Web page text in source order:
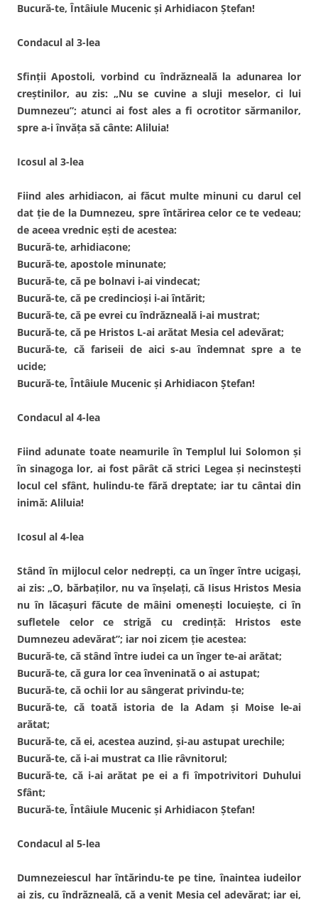
Bucură-te, Întâiule Mucenic şi Arhidiacon Ştefan!
Condacul al 3-lea
Sfinţii Apostoli, vorbind cu îndrăzneală la adunarea lor
creştinilor, au zis: „Nu se cuvine a sluji meselor, ci lui
Dumnezeu”; atunci ai fost ales a fi ocrotitor sărmanilor,
spre a-i învăţa să cânte: Aliluia!
Icosul al 3-lea
Fiind ales arhidiacon, ai făcut multe minuni cu darul cel
dat ţie de la Dumnezeu, spre întărirea celor ce te vedeau;
de aceea vrednic eşti de acestea:
Bucură-te, arhidiacone;
Bucură-te, apostole minunate;
Bucură-te, că pe bolnavi i-ai vindecat;
Bucură-te, că pe credincioşi i-ai întărit;
Bucură-te, că pe evrei cu îndrăzneală i-ai mustrat;
Bucură-te, că pe Hristos L-ai arătat Mesia cel adevărat;
Bucură-te, că fariseii de aici s-au îndemnat spre a te
ucide;
Bucură-te, Întâiule Mucenic şi Arhidiacon Ştefan!
Condacul al 4-lea
Fiind adunate toate neamurile în Templul lui Solomon şi
în sinagoga lor, ai fost pârât că strici Legea şi necinsteşti
locul cel sfânt, hulindu-te fără dreptate; iar tu cântai din
inimă: Aliluia!
Icosul al 4-lea
Stând în mijlocul celor nedrepţi, ca un înger între ucigaşi,
ai zis: „O, bărbaţilor, nu va înşelaţi, că Iisus Hristos Mesia
nu în lăcaşuri făcute de mâini omeneşti locuieşte, ci în
sufletele celor ce strigă cu credinţă: Hristos este
Dumnezeu adevărat”; iar noi zicem ţie acestea:
Bucură-te, că stând între iudei ca un înger te-ai arătat;
Bucură-te, că gura lor cea înveninată o ai astupat;
Bucură-te, că ochii lor au sângerat privindu-te;
Bucură-te, că toată istoria de la Adam şi Moise le-ai
arătat;
Bucură-te, că ei, acestea auzind, şi-au astupat urechile;
Bucură-te, că i-ai mustrat ca Ilie râvnitorul;
Bucură-te, că i-ai arătat pe ei a fi împotrivitori Duhului
Sfânt;
Bucură-te, Întâiule Mucenic şi Arhidiacon Ştefan!
Condacul al 5-lea
Dumnezeiescul har întărindu-te pe tine, înaintea iudeilor
ai zis, cu îndrăzneală, că a venit Mesia cel adevărat; iar ei,